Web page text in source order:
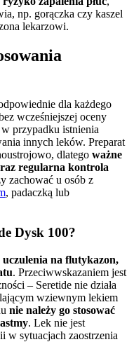
np. gorączka czy kaszel
lekarzowi.
dla każdego
wcześniejszej oceny
przypadku istnienia
innych leków. Preparat
dlatego ważne
regularna kontrola
zachować u osób z
, padaczką lub
Dysk 100?
uczulenia na flutykazon,
. Przeciwwskazaniem jest
– Seretide nie działa
wziewnym lekiem
nie należy go stosować
. Lek nie jest
w sytuacjach zaostrzenia